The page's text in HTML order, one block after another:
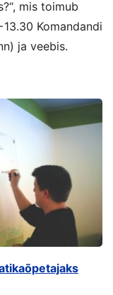
mis toimub
Komandandi
ja veebis.